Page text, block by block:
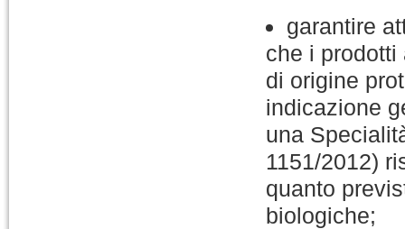
garantire
che i
di origine
indicazione
una
1151/2012)
quanto
biologiche;